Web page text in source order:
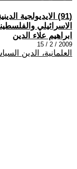
(91) الايديولجية
الاسرائيلي
ابراهيم علاء الدين
2009 / 2 / 15
العلمانية، الدين